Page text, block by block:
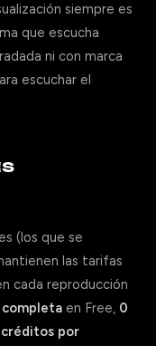
siempre es
que escucha
ni con marca
escuchar el
(los que se
las tarifas
cada reproducción
completa en Free, 0
créditos por